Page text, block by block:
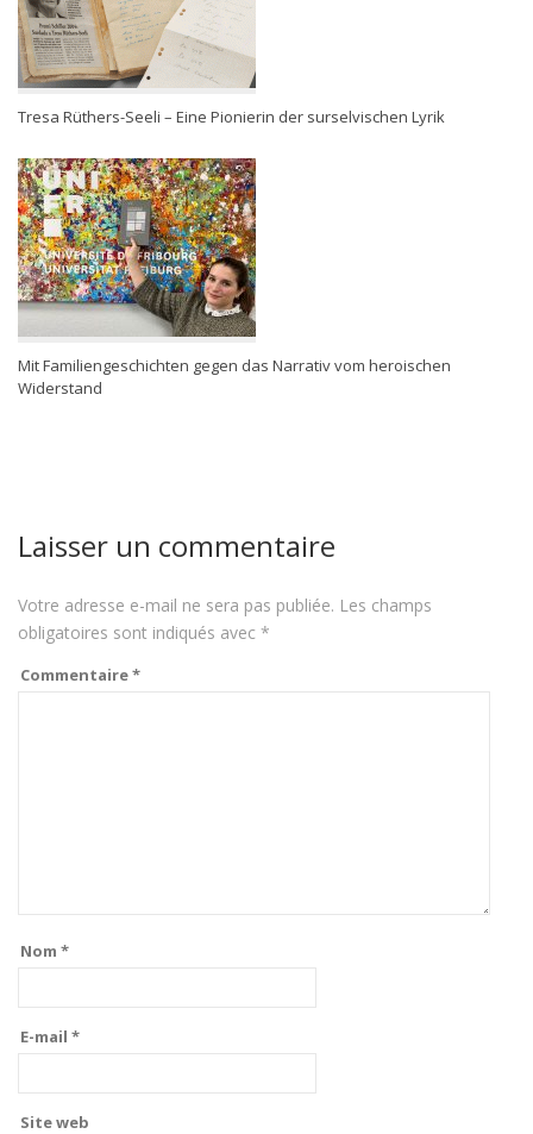
Tresa Rüthers-Seeli – Eine Pionierin der surselvischen Lyrik
Mit Familiengeschichten gegen das Narrativ vom heroischen
Widerstand
Laisser un commentaire
Votre adresse e-mail ne sera pas publiée. Les champs
obligatoires sont indiqués avec *
Commentaire*
Nom *
E-mail *
Site web